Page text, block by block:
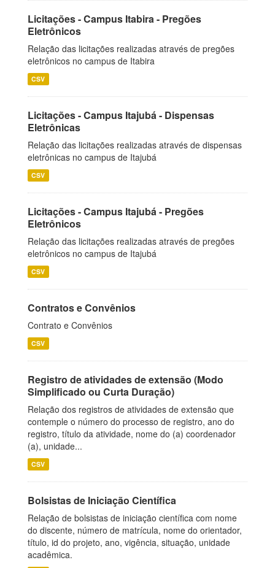
Licitações - Campus Itabira - Pregões
Eletrônicos
Relação das licitações realizadas através de pregões
eletrônicos no campus de Itabira
CSV
Licitações - Campus Itajubá - Dispensas
Eletrônicas
Relação das licitações realizadas através de dispensas
eletrônicas no campus de Itajubá
CSV
Licitações - Campus Itajubá - Pregões
Eletrônicos
Relação das licitações realizadas através de pregões
eletrônicos no campus de Itajubá
CSV
Contratos e Convênios
Contrato e Convênios
CSV
Registro de atividades de extensão (Modo
Simplificado ou Curta Duração)
Relação dos registros de atividades de extensão que
contemple o número do processo de registro, ano do
registro, título da atividade, nome do (a) coordenador
(a), unidade...
CSV
Bolsistas de Iniciação Científica
Relação de bolsistas de iniciação científica com nome
do discente, número de matrícula, nome do orientador,
título, id do projeto, ano, vigência, situação, unidade
acadêmica.